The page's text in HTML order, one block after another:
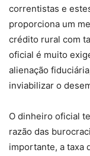
correntistas e
proporciona um
crédito rural com
oficial é muito
alienação
inviabilizar o
O dinheiro oficial
razão das
importante, a taxa